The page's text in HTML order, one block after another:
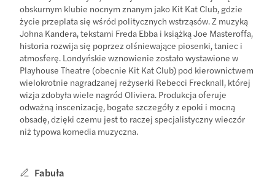
obskurnym klubie nocnym znanym jako Kit Kat Club, gdzie
życie przeplata się wśród politycznych wstrząsów. Z muzyką
Johna Kandera, tekstami Freda Ebba i książką Joe Masteroffa,
historia rozwija się poprzez olśniewające piosenki, taniec i
atmosferę. Londyńskie wznowienie zostało wystawione w
Playhouse Theatre (obecnie Kit Kat Club) pod kierownictwem
wielokrotnie nagradzanej reżyserki Rebecci Frecknall, której
wizja zdobyła wiele nagród Oliviera. Produkcja oferuje
odważną inscenizację, bogate szczegóły z epoki i mocną
obsadę, dzięki czemu jest to raczej specjalistyczny wieczór
niż typowa komedia muzyczna.
Fabuła